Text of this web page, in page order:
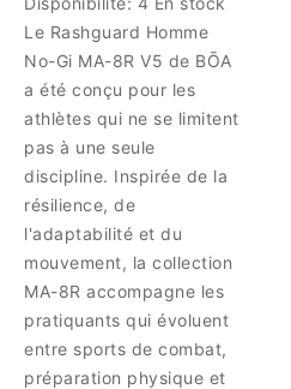
Le Rashguard Homme
No-Gi MA-8R V5 de BŌA
a été conçu pour les
athlètes qui ne se limitent
pas à une seule
discipline. Inspirée de la
résilience, de
l'adaptabilité et du
mouvement, la collection
MA-8R accompagne les
pratiquants qui évoluent
entre sports de combat,
préparation physique et